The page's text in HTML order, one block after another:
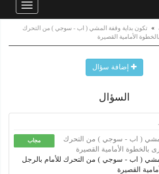
Toggle
» تكون بداية وقفة المشي ( اب - سوجي ) من التحرك
الأمامية القصيرة
إضافة سؤال
السؤال
مجاب
( اب - سوجي ) من التحرك
بالخطوة الأمامية القصيرة
( اب - سوجي ) من التحرك للأمام بالرجل
القصيرة